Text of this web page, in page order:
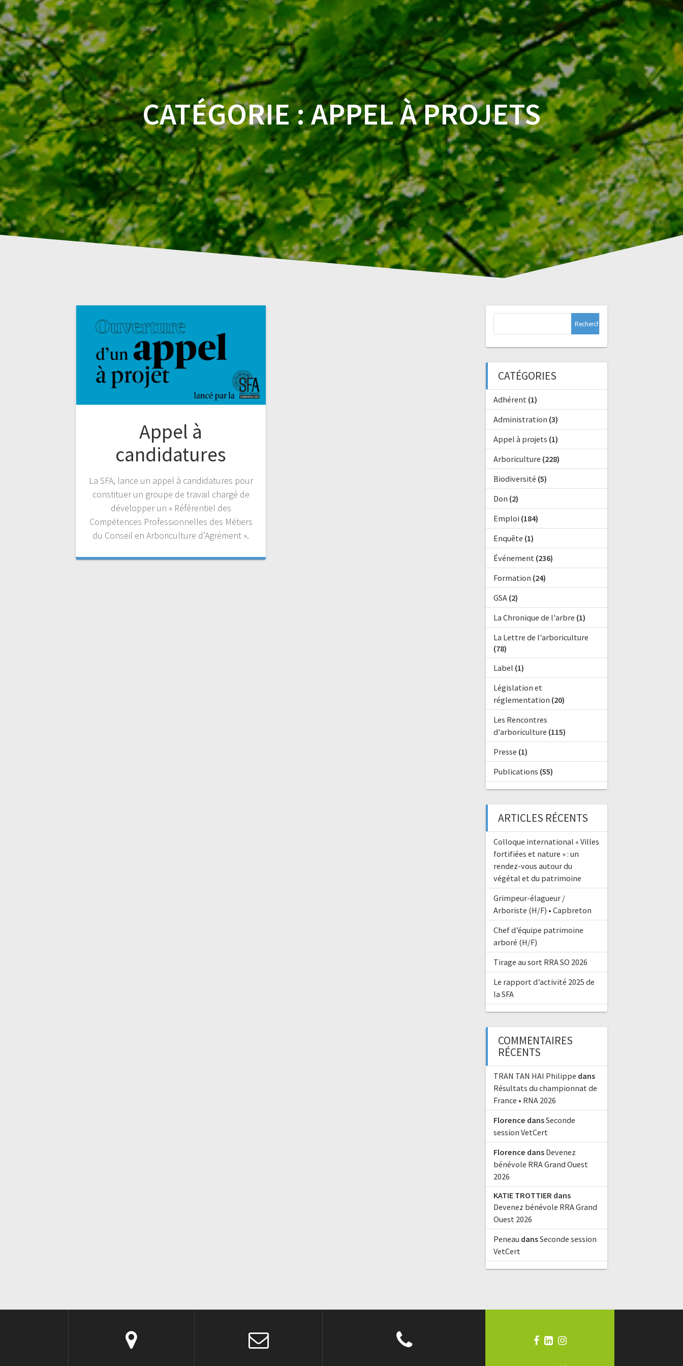
CATÉGORIE :APPEL À PROJETS
Appel à
candidatures
La SFA, lance un appel à candidatures pour
constituer un groupe de travail chargé de
développer un « Référentiel des
Compétences Professionnelles des Métiers
du Conseil en Arboriculture d’Agrément ».
CATÉGORIES
Adhérent(1)
Administration (3)
Appel à projets (1)
Arboriculture (228)
Biodiversité (5)
Don (2)
Emploi (184)
Enquête (1)
Événement(236)
Formation (24)
GSA(2)
La Chronique de l'arbre (1)
La Lettre de l'arboriculture
(78)
Label (1)
Législation et
réglementation (20)
Les Rencontres
d'arboriculture (115)
Presse (1)
Publications (55)
ARTICLES RÉCENTS
Colloque international « Villes
fortifiées et nature » : un
rendez-vous autour du
végétal et du patrimoine
Grimpeur-élagueur /
Arboriste (H/F) • Capbreton
Chef d’équipe patrimoine
arboré (H/F)
Tirage au sort RRA SO 2026
Le rapport d’activité 2025 de
la SFA
COMMENTAIRES
RÉCENTS
TRAN TAN HAI Philippe dans
Résultats du championnat de
France • RNA 2026
Florence dansSeconde
session VetCert
Florence dans Devenez
bénévole RRA Grand Ouest
2026
KATIE TROTTIER dans
Devenez bénévole RRA Grand
Ouest 2026
Peneau dansSeconde session
VetCert